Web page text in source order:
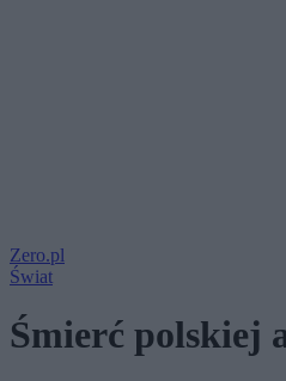
Zero.pl
Świat
Śmierć polskiej